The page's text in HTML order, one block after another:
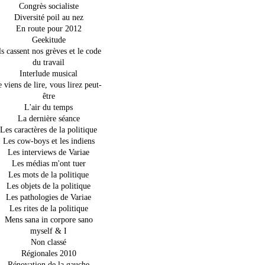
Congrès socialiste
Diversité poil au nez
En route pour 2012
Geekitude
cassent nos grèves et le code
du travail
Interlude musical
viens de lire, vous lirez peut-
être
L'air du temps
La dernière séance
Les caractères de la politique
Les cow-boys et les indiens
Les interviews de Variae
Les médias m'ont tuer
Les mots de la politique
Les objets de la politique
Les pathologies de Variae
Les rites de la politique
Mens sana in corpore sano
myself & I
Non classé
Régionales 2010